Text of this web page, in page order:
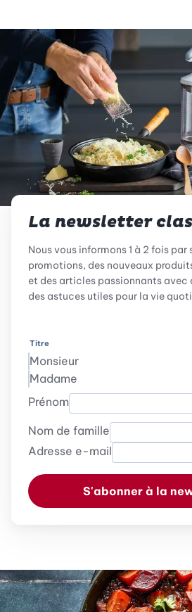
La newsletter
Nous vous informons 1 à 2 fois par
promotions, des nouveaux
et des articles passionnants avec
des astuces utiles pour la vie
Titre
Monsieur
Madame
Prénom
Nom de famille
Adresse e-mail
S'abonner à la